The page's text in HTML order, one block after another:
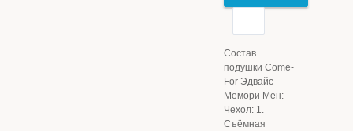
Состав
подушки Come-
For Эдвайс
Мемори Мен:
Чехол: 1.
Съёмная